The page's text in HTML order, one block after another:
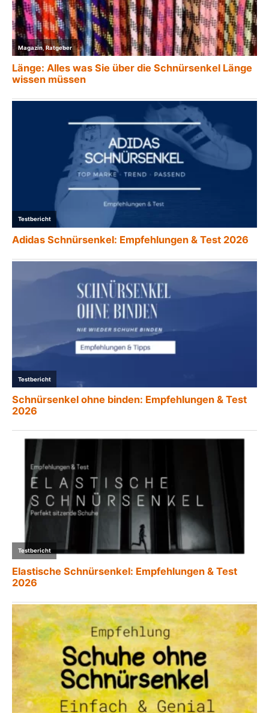
Magazin, Ratgeber
Länge: Alles was Sie über die Schnürsenkel Länge
wissen müssen
Testbericht
Adidas Schnürsenkel: Empfehlungen & Test 2026
Testbericht
Schnürsenkel ohne binden: Empfehlungen & Test
2026
Testbericht
Elastische Schnürsenkel: Empfehlungen & Test
2026